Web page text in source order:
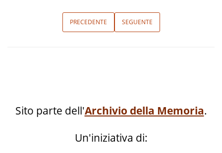
PRECEDENTE SEGUENTE
Sito parte dell'Archivio della Memoria.
Un'iniziativa di: